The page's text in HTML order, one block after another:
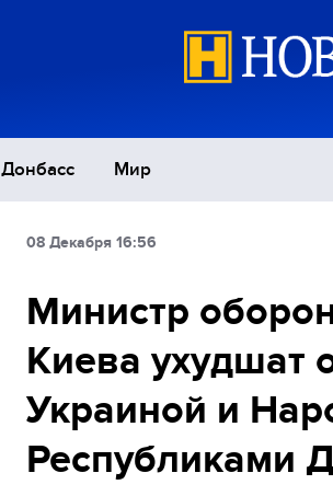
Донбасс Мир
Экономика
Спорт
08 Декабря 16:56
Министр
Киева ухудшат
Украиной и
Республиками